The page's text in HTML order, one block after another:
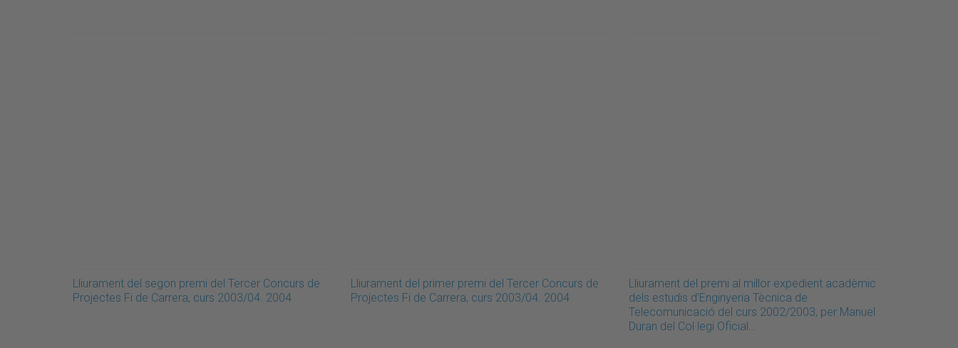
Lliurament del segon premi del Tercer Concurs de
Projectes Fi de Carrera, curs 2003/04. 2004
Lliurament del primer premi del Tercer Concurs de
Projectes Fi de Carrera, curs 2003/04. 2004
Lliurament del premi al millor expedient acadèmic
dels estudis d’Enginyeria Tècnica de
Telecomunicació del curs 2002/2003, per Manuel
Duran del Col·legi Oficial…